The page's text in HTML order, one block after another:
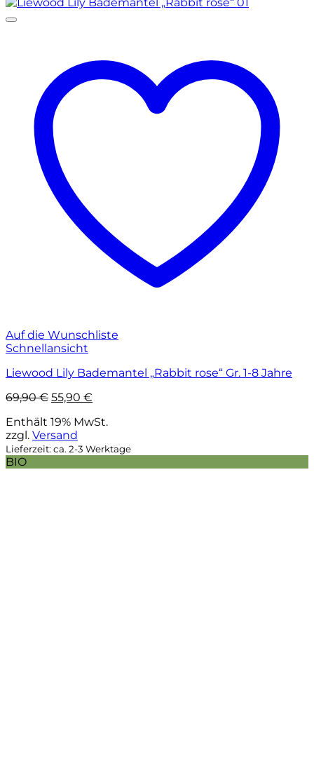
Auf die Wunschliste
Schnellansicht
Liewood Lily Bademantel „Rabbit rose“ Gr. 1-8 Jahre
69,90€ Ursprünglicher
war:
69,90 €
55,90 €
ist:
Enthält 19% MwSt.
zzgl. Versand
Lieferzeit: ca. 2-3 Werktage
BIO